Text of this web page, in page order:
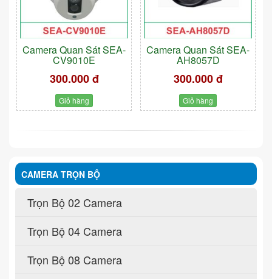
Camera Quan Sát SEA-
CV9010E
300.000 đ
Giỏ hàng
Camera Quan Sát SEA-
AH8057D
300.000 đ
Giỏ hàng
CAMERA TRỌN BỘ
Trọn Bộ 02 Camera
Trọn Bộ 04 Camera
Trọn Bộ 08 Camera